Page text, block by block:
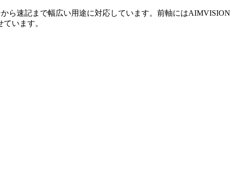
ら速記まで幅広い用途に対応しています。前軸にはAIMVISION
います。